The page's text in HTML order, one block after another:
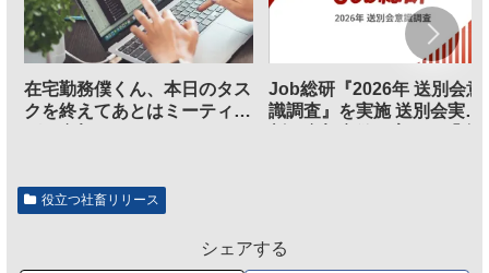
在宅勤務僕くん、本日のタス
クを終えてあとはミーティン
Job総研『2026年 送別会意
識調査』を実施 送別会実施
役立つ社畜リリース
シェアする